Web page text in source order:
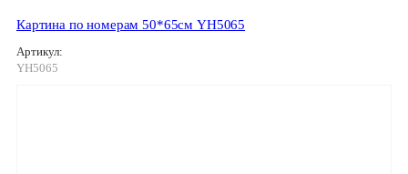
Картина по номерам 50*65см YH5065
Артикул:
YH5065